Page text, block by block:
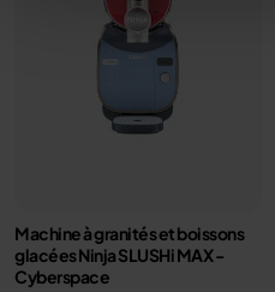
Machine à granités et boissons
glacées Ninja SLUSHi MAX -
Cyberspace